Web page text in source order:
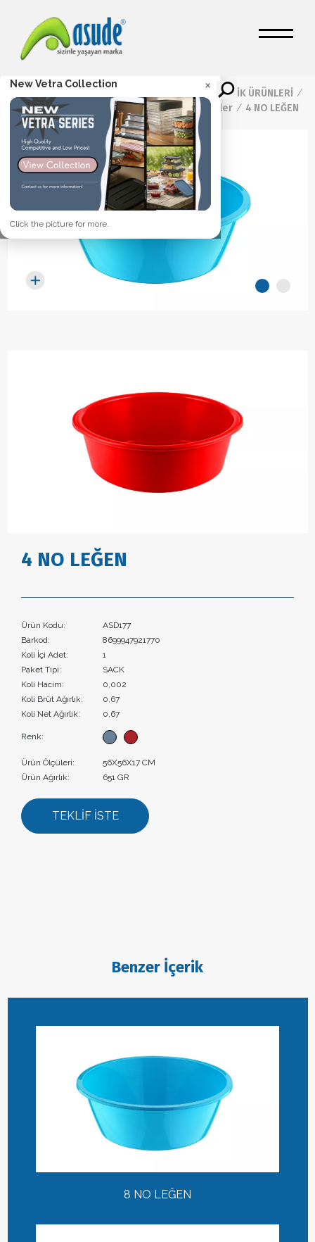
New Vetra Collection ×
Click the picture for more.
TEMİZLİK ÜRÜNLERİ /
Tabure ve Yumuşak Leğenler / 4 NO LEĞEN
4 NO LEĞEN
Ürün Kodu:
ASD177
Barkod:
8699947921770
Koli İçi Adet:
1
Paket Tipi:
SACK
Koli Hacim:
0,002
Koli Brüt Ağırlık:
0,67
Koli Net Ağırlık:
0,67
Renk:
Ürün Ölçüleri:
56X56X17 CM
Ürün Ağırlık:
651 GR
TEKLİF İSTE
Benzer İçerik
8 NO LEĞEN